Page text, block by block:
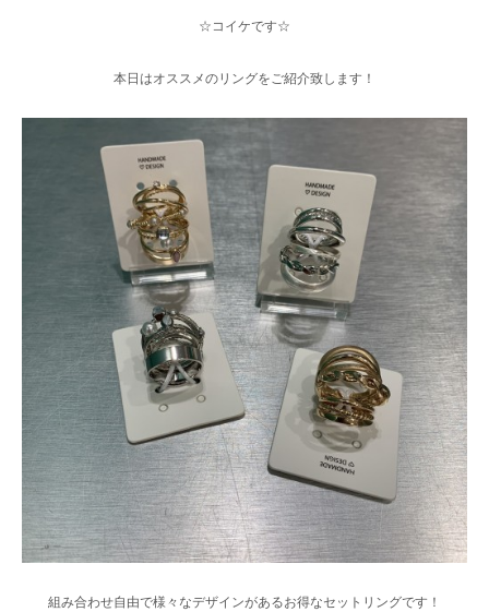
☆コイケです☆
本日はオススメのリングをご紹介致します！
組み合わせ自由で様々なデザインがあるお得なセットリングです！